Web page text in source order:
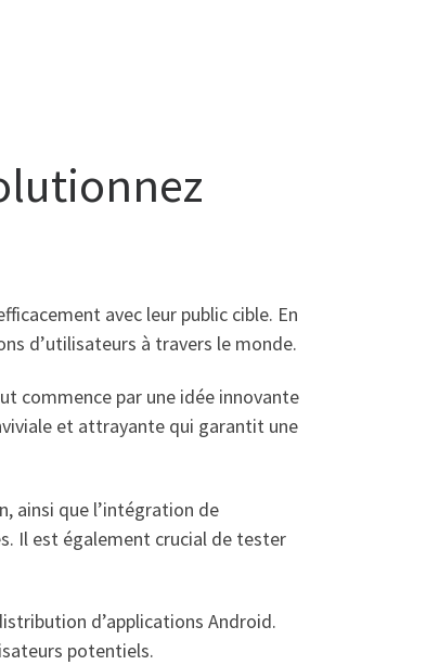
avec leur public cible. En
d’utilisateurs à travers le monde.
commence par une idée innovante
et attrayante qui garantit une
ainsi que l’intégration de
Il est également crucial de tester
d’applications Android.
potentiels.